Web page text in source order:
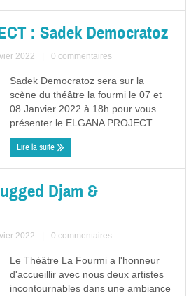
: Sadek Democratoz
2022 0 commentaires
Sadek Democratoz sera sur la
scène du théâtre la fourmi le 07 et
08 Janvier 2022 à 18h pour vous
présenter le ELGANA PROJECT. ...
Lire la suite
Djam &
2022 0 commentaires
Le Théâtre La Fourmi a l'honneur
d'accueillir avec nous deux artistes
incontournables dans une ambiance